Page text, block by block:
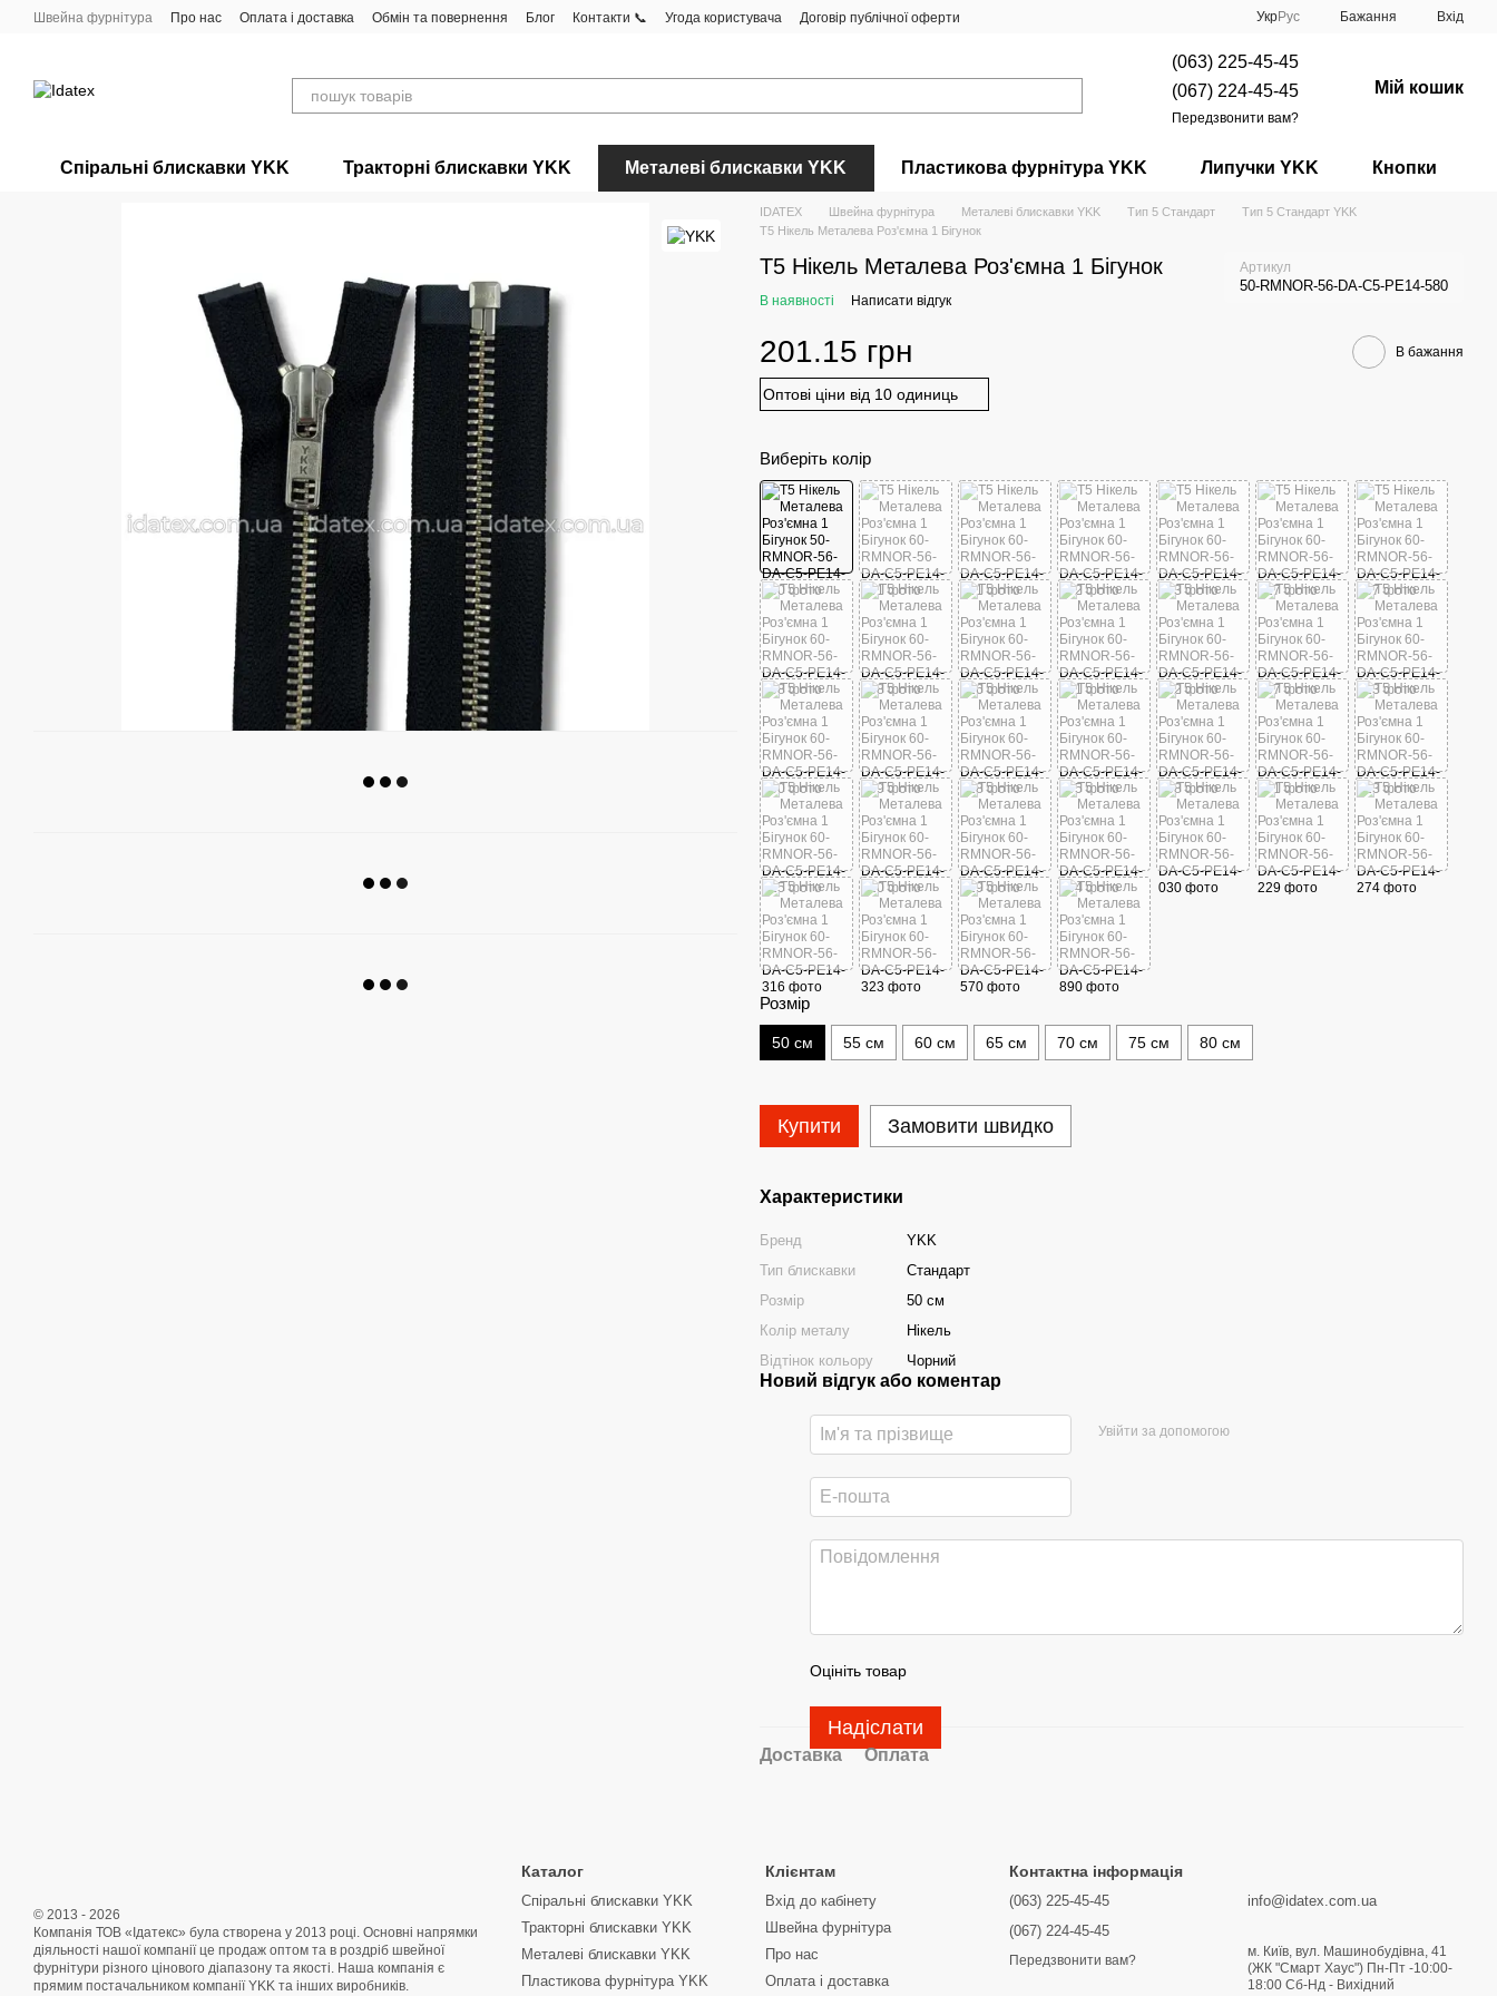
Перейти до основного контенту
Швейна фурнітура Про нас Оплата і доставка Обмін та повернення Блог Контакти 📞 Угода користувача Договір публічної оферти УкрРус Бажання Вхід
(063) 225-45-45
(067) 224-45-45
Передзвонити вам?
Мій кошик
Спіральні блискавки YKK Тракторні блискавки YKK Металеві блискавки YKK Пластикова фурнітура YKK Липучки YKK Кнопки
IDATEX Швейна фурнітура Металеві блискавки YKK Тип 5 Стандарт
Тип 5 Стандарт YKK
Т5 Нікель Металева Роз'ємна 1 Бігунок
Т5 Нікель Металева Роз'ємна 1 Бігунок Артикул
50-RMNOR-56-DA-C5-PE14-580
В наявності Написати відгук
201.15 грн В бажання
Оптові ціни від 10 одиниць
Виберіть колір
Розмір
50 см 55 см 60 см 65 см 70 см 75 см 80 см
Купити Замовити швидко
Характеристики
Бренд
YKK
Тип блискавки
Стандарт
Розмір
50 см
Колір металу
Нікель
Відтінок кольору
Чорний
Новий відгук або коментар
Увійти за допомогою
Оцініть товар
Надіслати
Доставка Оплата
© 2013 - 2026
Компанія ТОВ «Ідатекс» була створена у 2013 році. Основні напрямки
діяльності нашої компанії це продаж оптом та в роздріб швейної
фурнітури різного цінового діапазону та якості. Наша компанія є
прямим постачальником компанії YKK та інших виробників.
Каталог
Спіральні блискавки YKK
Тракторні блискавки YKK
Металеві блискавки YKK
Пластикова фурнітура YKK
Клієнтам
Вхід до кабінету
Швейна фурнітура
Про нас
Оплата і доставка
Контактна інформація
(063) 225-45-45
(067) 224-45-45
Передзвонити вам?
info@idatex.com.ua
м. Київ, вул. Машинобудівна, 41
(ЖК "Смарт Хаус") Пн-Пт -10:00-
18:00 Сб-Нд - Вихідний